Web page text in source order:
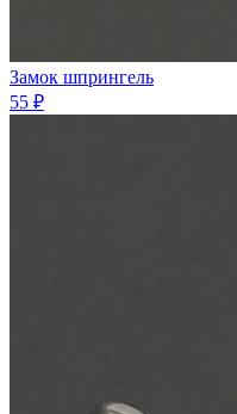
Замок шпрингель
55 ₽